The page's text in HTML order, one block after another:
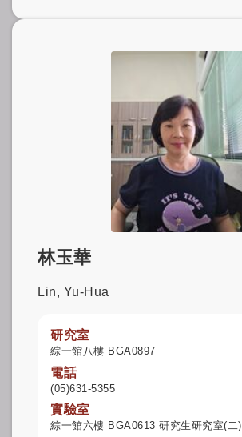
林玉華
Lin, Yu-Hua
研究室
綜一館八樓 BGA0897
電話
(05)631-5355
實驗室
綜一館六樓 BGA0613 研究生研究室(二)